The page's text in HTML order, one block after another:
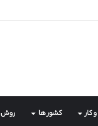
کار کشور ها روش